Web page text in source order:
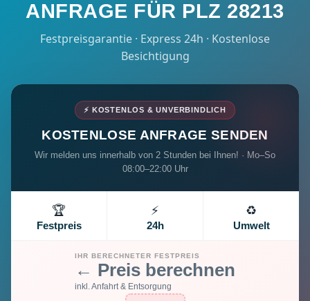
ANFRAGE FÜR PLZ 28213
Festpreisgarantie · Express 24h · Kostenlose
Besichtigung
⚡ KOSTENLOS & UNVERBINDLICH
KOSTENLOSE ANFRAGE SENDEN
Wir melden uns innerhalb von 2 Stunden bei Ihnen! · Mo–So
08:00–22:00 Uhr
🏆
Festpreis
⚡
24h
♻️
Umwelt
IHR BERECHNETER FESTPREIS
← Preis berechnen
inkl. Anfahrt & Entsorgung